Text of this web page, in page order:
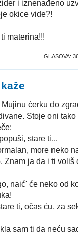
i iznenađeno
okice vide?!
materina!!!
GLASOVA:
ćerku do
Stoje oni
stare ti...
more neko
Znam ja da i ti voliš
naić' će neko od
ti, očas ću, za
sam ti da neću